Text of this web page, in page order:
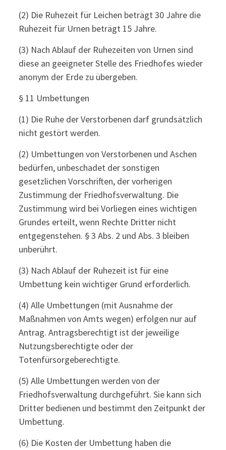
(2) Die Ruhezeit für Leichen beträgt 30 Jahre die
Ruhezeit für Urnen beträgt 15 Jahre.
(3) Nach Ablauf der Ruhezeiten von Urnen sind
diese an geeigneter Stelle des Friedhofes wieder
anonym der Erde zu übergeben.
§ 11 Umbettungen
(1) Die Ruhe der Verstorbenen darf grundsätzlich
nicht gestört werden.
(2) Umbettungen von Verstorbenen und Aschen
bedürfen, unbeschadet der sonstigen
gesetzlichen Vorschriften, der vorherigen
Zustimmung der Friedhofsverwaltung. Die
Zustimmung wird bei Vorliegen eines wichtigen
Grundes erteilt, wenn Rechte Dritter nicht
entgegenstehen. § 3 Abs. 2 und Abs. 3 bleiben
unberührt.
(3) Nach Ablauf der Ruhezeit ist für eine
Umbettung kein wichtiger Grund erforderlich.
(4) Alle Umbettungen (mit Ausnahme der
Maßnahmen von Amts wegen) erfolgen nur auf
Antrag. Antragsberechtigt ist der jeweilige
Nutzungsberechtigte oder der
Totenfürsorgeberechtigte.
(5) Alle Umbettungen werden von der
Friedhofsverwaltung durchgeführt. Sie kann sich
Dritter bedienen und bestimmt den Zeitpunkt der
Umbettung.
(6) Die Kosten der Umbettung haben die